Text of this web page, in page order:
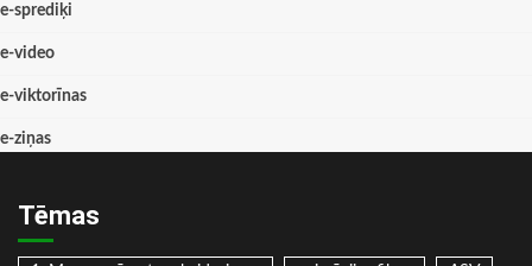
e-sprediķi
e-video
e-viktorīnas
e-ziņas
Tēmas